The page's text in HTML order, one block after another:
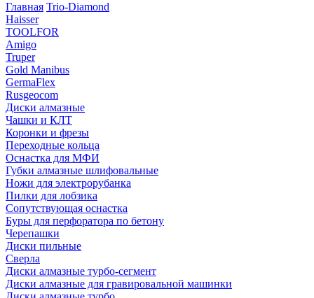
Главная Trio-Diamond
Haisser
TOOLFOR
Amigo
Truper
Gold Manibus
GermaFlex
Rusgeocom
Диски алмазные
Чашки и КЛТ
Коронки и фрезы
Переходные кольца
Оснастка для МФИ
Губки алмазные шлифовальные
Ножи для электрорубанка
Пилки для лобзика
Сопутствующая оснастка
Буры для перфоратора по бетону
Черепашки
Диски пильные
Сверла
Диски алмазные турбо-сегмент
Диски алмазные для гравировальной машинки